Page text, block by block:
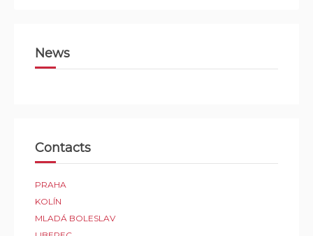
News
Contacts
PRAHA
KOLÍN
MLADÁ BOLESLAV